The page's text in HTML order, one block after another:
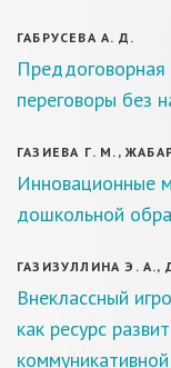
ГАБРУСЕВА А. Д.
Преддоговорная
переговоры без
ГАЗИЕВА Г. М.,
Инновационные
дошкольной
ГАЗИЗУЛЛИНА Э.
Внеклассный
как ресурс